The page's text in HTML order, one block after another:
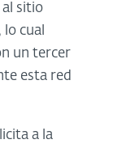
al sitio
cual
un tercer
esta red
a la